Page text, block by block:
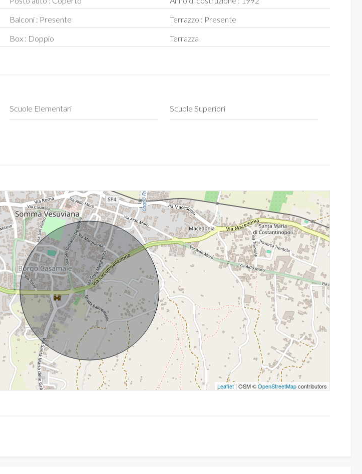
Balconi : Presente
Terrazzo : Presente
Box : Doppio Terrazza
Scuole Elementari
Scuole Superiori
Leaflet | OSM ©OpenStreetMapcontributors